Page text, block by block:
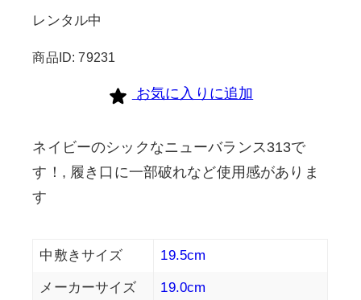
レンタル中
商品ID: 79231
お気に入りに追加
ネイビーのシックなニューバランス313で
す！, 履き口に一部破れなど使用感がありま
す
中敷きサイズ 19.5cm
メーカーサイズ 19.0cm